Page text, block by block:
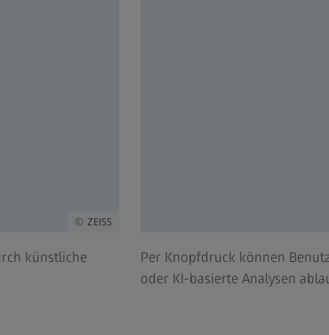
ZEISS
künstliche
Per Knopfdruck können
oder KI-basierte Analysen